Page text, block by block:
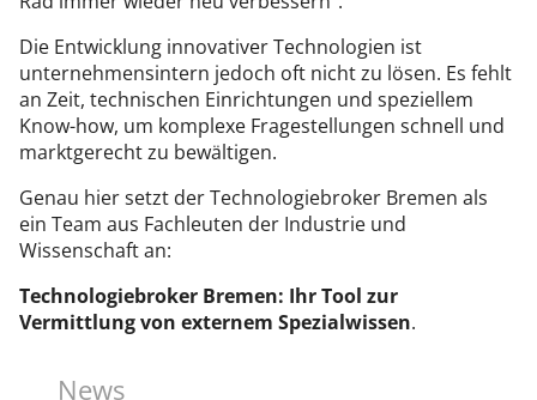
Die Entwicklung innovativer Technologien ist
unternehmensintern jedoch oft nicht zu lösen. Es fehlt
an Zeit, technischen Einrichtungen und speziellem
Know-how, um komplexe Fragestellungen schnell und
marktgerecht zu bewältigen.
Genau hier setzt der Technologiebroker Bremen als
ein Team aus Fachleuten der Industrie und
Wissenschaft an:
Technologiebroker Bremen: Ihr Tool zur
Vermittlung von externem Spezialwissen.
News